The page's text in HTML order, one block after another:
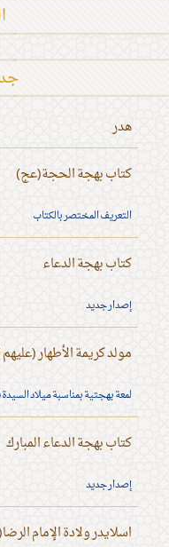
هدر
كتاب بهجة الحجة(عج)
التعريف المختصر بالكتاب
كتاب بهجة الدعاء
إصدار جديد
مولد كريمة الأطهار
لمعة بهجتية بمناسبة ميلاد
كتاب بهجة الدعاء المبارك
إصدار جديد
اسلايدر ولادة الإمام